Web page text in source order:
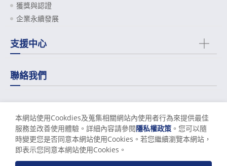
獲獎與認證
企業永續發展
支援中心
聯絡我們
關係企業
使用條款
隱私權政策
© 光隆精密工業股份有限公司 All Rights Reserved.
本網站使用Cookdies及蒐集相關網站內使用者行為來提供最佳
服務並改善使用體驗。詳細內容請參閱隱私權政策 。您可以隨
時變更您是否同意本網站使用Cookies。若您繼續瀏覽本網站，
即表示您同意本網站使用Cookies。